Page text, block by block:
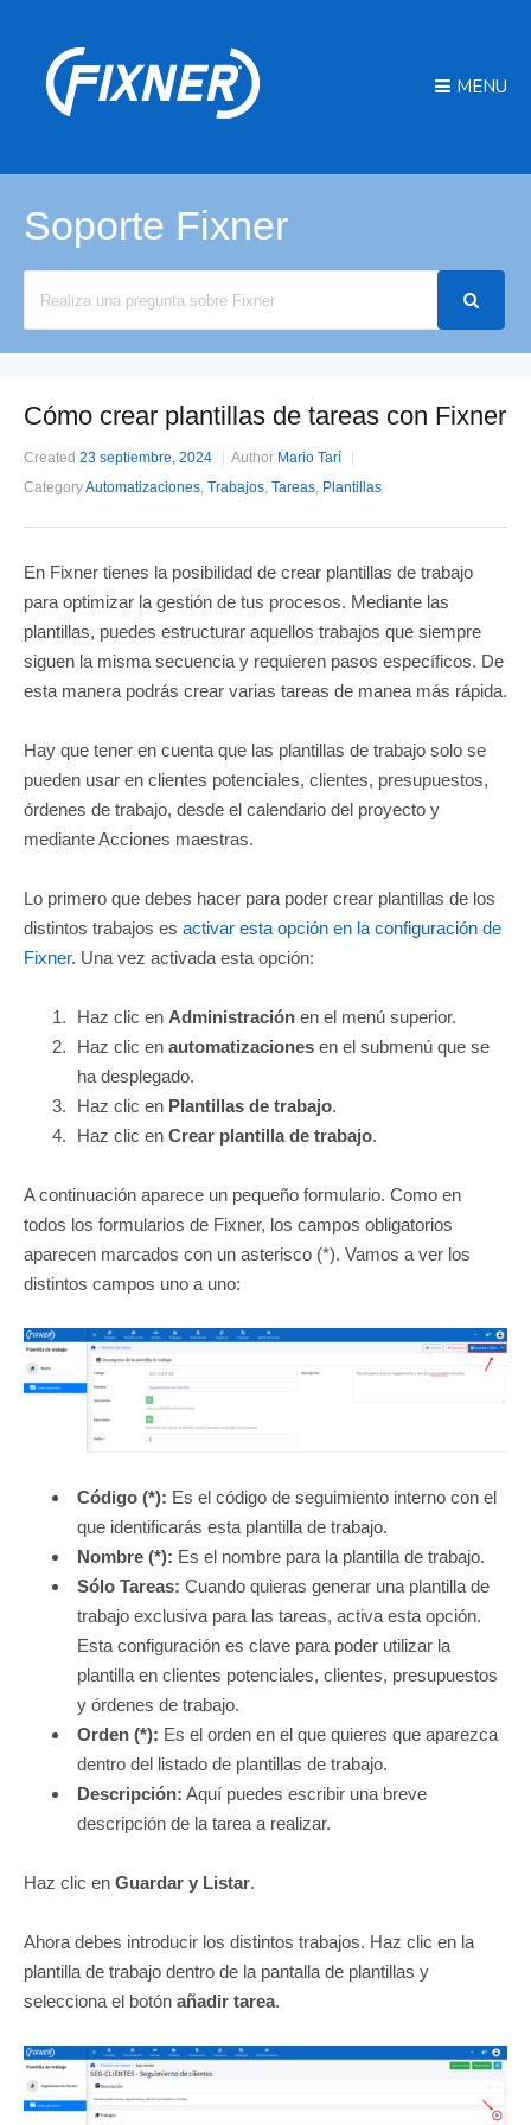
MENU
Soporte Fixner
Cómo crear plantillas de tareas con Fixner
Created 23 septiembre, 2024 Author Mario Tarí
CategoryAutomatizaciones, Trabajos, Tareas, Plantillas
En Fixner tienes la posibilidad de crear plantillas de trabajo
para optimizar la gestión de tus procesos. Mediante las
plantillas, puedes estructurar aquellos trabajos que siempre
siguen la misma secuencia y requieren pasos específicos. De
esta manera podrás crear varias tareas de manea más rápida.
Hay que tener en cuenta que las plantillas de trabajo solo se
pueden usar en clientes potenciales, clientes, presupuestos,
órdenes de trabajo, desde el calendario del proyecto y
mediante Acciones maestras.
Lo primero que debes hacer para poder crear plantillas de los
distintos trabajos es activar esta opción en la configuración de
Fixner. Una vez activada esta opción:
Haz clic en Administración en el menú superior.
Haz clic en automatizaciones en el submenú que se
ha desplegado.
Haz clic en Plantillas de trabajo.
Haz clic en Crear plantilla de trabajo.
A continuación aparece un pequeño formulario. Como en
todos los formularios de Fixner, los campos obligatorios
aparecen marcados con un asterisco (*). Vamos a ver los
distintos campos uno a uno:
Código (*): Es el código de seguimiento interno con el
que identificarás esta plantilla de trabajo.
Nombre (*): Es el nombre para la plantilla de trabajo.
Sólo Tareas: Cuando quieras generar una plantilla de
trabajo exclusiva para las tareas, activa esta opción.
Esta configuración es clave para poder utilizar la
plantilla en clientes potenciales, clientes, presupuestos
y órdenes de trabajo.
Orden (*): Es el orden en el que quieres que aparezca
dentro del listado de plantillas de trabajo.
Descripción: Aquí puedes escribir una breve
descripción de la tarea a realizar.
Haz clic en Guardar y Listar.
Ahora debes introducir los distintos trabajos. Haz clic en la
plantilla de trabajo dentro de la pantalla de plantillas y
selecciona el botón añadir tarea.